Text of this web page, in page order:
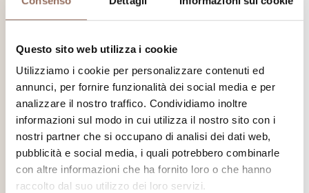
Questo sito web utilizza i cookie
Utilizziamo i cookie per personalizzare contenuti ed
annunci, per fornire funzionalità dei social media e per
analizzare il nostro traffico. Condividiamo inoltre
informazioni sul modo in cui utilizza il nostro sito con i
nostri partner che si occupano di analisi dei dati web,
pubblicità e social media, i quali potrebbero combinarle
con altre informazioni che ha fornito loro o che hanno
raccolto dal suo utilizzo dei loro servizi.
Ristoranti Stellati
Costellazioni di eccellenze, una galassia di sapori. Dei 44